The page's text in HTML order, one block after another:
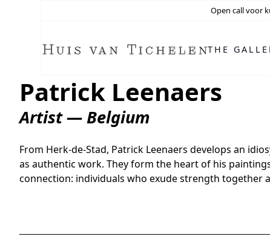
Open call voor
THE
Patrick Leenaers
Artist — Belgium
From Herk-de-Stad, Patrick Leenaers develops an
as authentic work. They form the heart of his
connection: individuals who exude strength together